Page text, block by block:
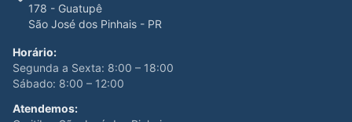
178 - Guatupê
São José dos Pinhais - PR
Horário:
Segunda a Sexta: 8:00 – 18:00
Sábado: 8:00 – 12:00
Atendemos: